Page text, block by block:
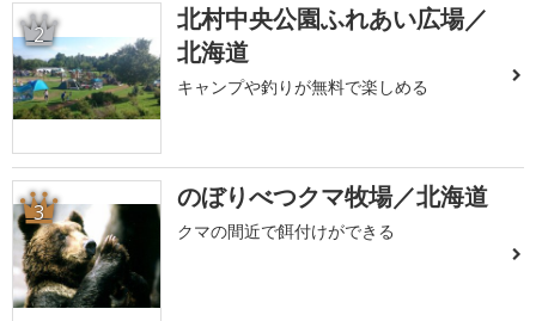
2
北村中央公園ふれあい広場／
北海道
キャンプや釣りが無料で楽しめる
3 のぼりべつクマ牧場／北海道
クマの間近で餌付けができる